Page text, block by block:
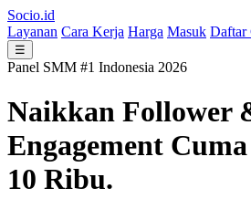
Socio.id
Layanan Cara Kerja Harga Masuk Daftar
☰
Panel SMM #1 Indonesia 2026
Naikkan Follower
Engagement
10 Ribu.